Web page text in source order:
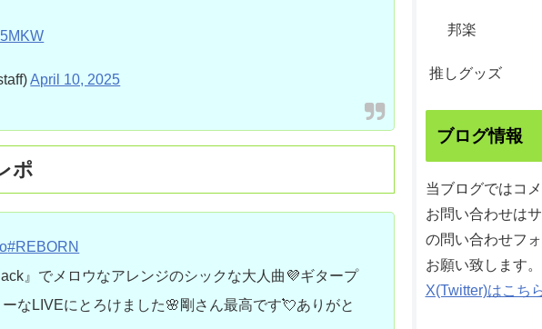
April 10, 2025
ポ
#REBORN
』でメロウなアレンジのシックな大人曲💜ギタープ
なLIVEにとろけました🌸剛さん最高です💘ありがと
邦楽
推しグッズ
ブログ情報
当ブログではコ
お問い合わせは
の問い合わせフ
お願い致します。
X(Twitter)はこち